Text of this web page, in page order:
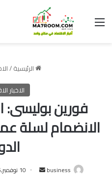
القائمة
الرئيسية/
الاخبار
فورين بوليسى:
الانضمام لسلة
business
أرسل 10 نوفمبر,2015